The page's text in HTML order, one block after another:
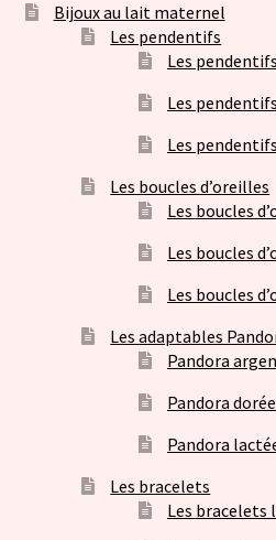
Bijoux au lait maternel
Les pendentifs
Les
Les
Les
Les boucles d’oreilles
Les boucles
Les boucles
Les boucles
Les adaptables
Pandora
Pandora
Pandora
Les bracelets
Les bracelets